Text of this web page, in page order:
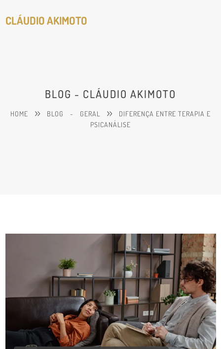
CLÁUDIO AKIMOTO
BLOG - CLÁUDIO AKIMOTO
HOME BLOG - GERAL
DIFERENÇA ENTRE TERAPIA E
PSICANÁLISE